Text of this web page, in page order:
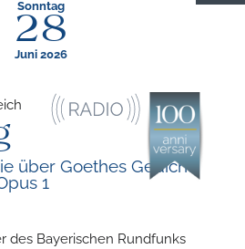
Sonntag
28
Juni 2026
über Goethes Gedicht
1
des Bayerischen Rundfunks